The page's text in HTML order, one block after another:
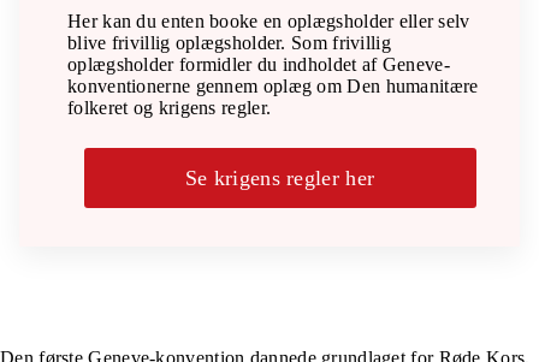
FØRSTEHJÆLPSKURSER
OM OS
Her kan du enten booke en oplægsholder eller selv
blive frivillig oplægsholder. Som frivillig
oplægsholder formidler du indholdet af Geneve-
konventionerne gennem oplæg om Den humanitære
folkeret og krigens regler.
Se krigens regler her
Den første Geneve-konvention dannede grundlaget for Røde Kors,